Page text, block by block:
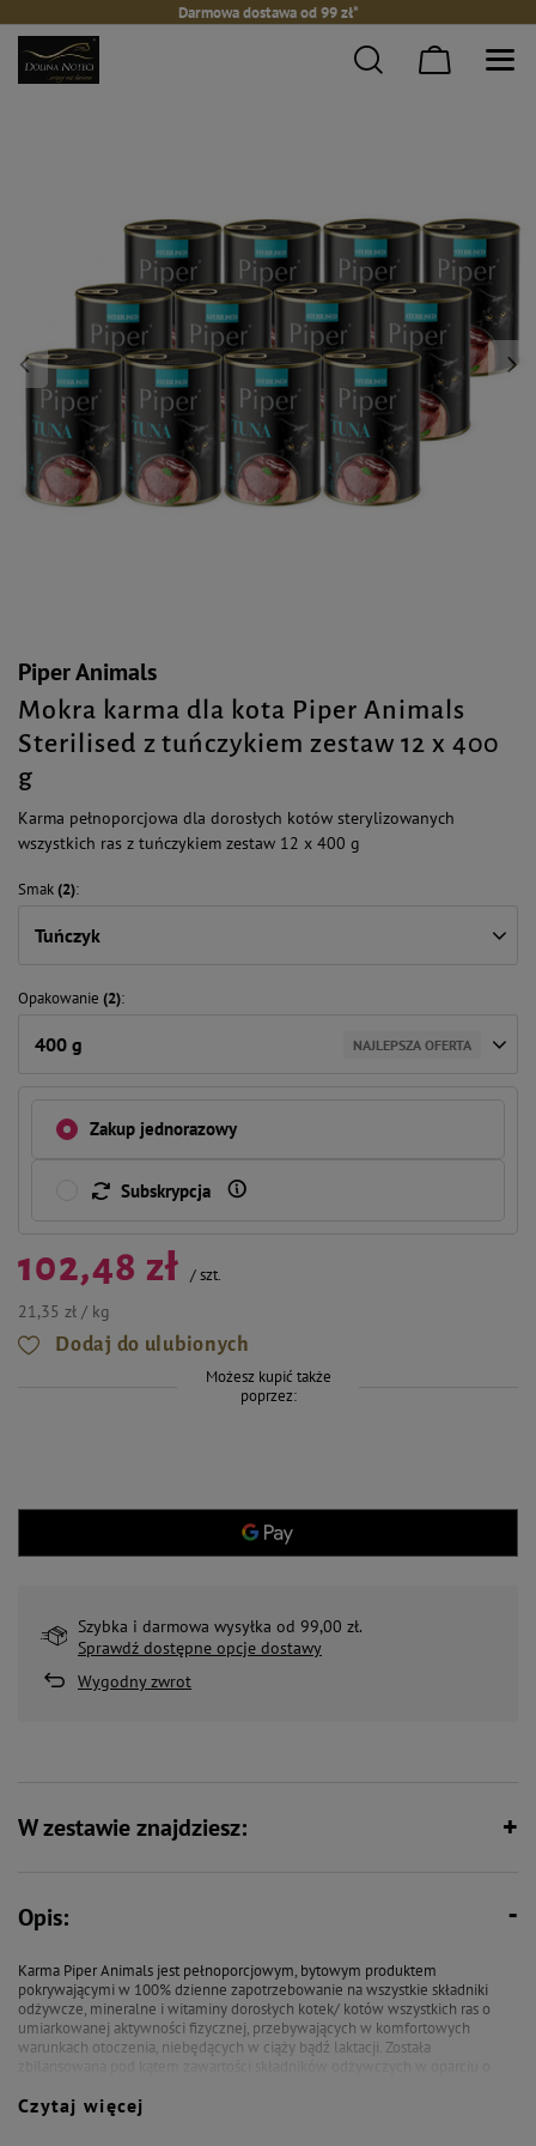
Darmowa dostawa od 99 zł*
Piper Animals
Mokra karma dla kota Piper Animals
Sterilised z tuńczykiem zestaw 12 x 400
g
Karma pełnoporcjowa dla dorosłych kotów sterylizowanych
wszystkich ras z tuńczykiem zestaw 12 x 400 g
Smak(2)
Tuńczyk
Opakowanie (2)
400 g NAJLEPSZA OFERTA
Zakup jednorazowy
Subskrypcja
102,48 zł /szt.
21,35 zł / kg
Dodaj do ulubionych
Możesz kupić także
poprzez:
Szybka i darmowa wysyłka od 99,00 zł.
Sprawdź dostępne opcje dostawy
Wygodny zwrot
W zestawie znajdziesz:
Opis:
Karma Piper Animals jest pełnoporcjowym, bytowym produktem
pokrywającymi w 100% dzienne zapotrzebowanie na wszystkie składniki
odżywcze, mineralne i witaminy dorosłych kotek/ kotów wszystkich ras o
umiarkowanej aktywności fizycznej, przebywających w komfortowych
warunkach otoczenia, niebędących w ciąży bądź laktacji. Została
Zapewnia prawidłowe utrzymanie mineralizacji kości i zębów oraz
Czytaj więcej